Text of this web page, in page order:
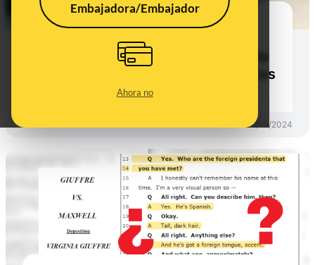
Embajadora/Embajador
Ahora no
Narrativas desinformadoras y
afirmaciones sin contexto sobre
cómo funcionan las donaciones de
órganos y el sistema de trasplantes
DESINFO 04/10/2024